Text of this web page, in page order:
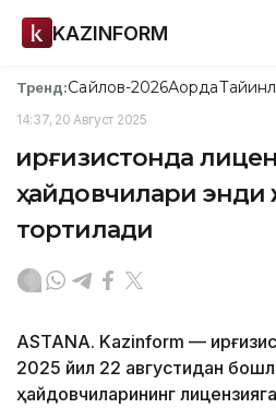
KAZINFORM
Тренд:Сайлов-2026Ақорда
14:37, 20 Август 2025
Қирғизистонда
ҳайдовчилари энди
тортилади
ASTANA. Kazinform —
2025 йил 22 августидан
ҳайдовчиларининг